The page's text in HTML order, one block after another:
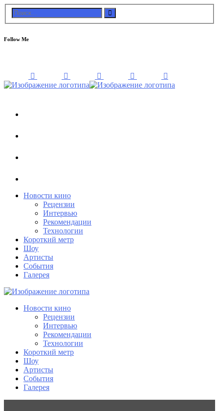
Follow Me
Новости кино
Рецензии
Интервью
Рекомендации
Технологии
Короткий метр
Шоу
Артисты
События
Галерея
Новости кино
Рецензии
Интервью
Рекомендации
Технологии
Короткий метр
Шоу
Артисты
События
Галерея